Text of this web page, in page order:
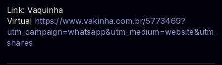
Link: Vaquinha
Virtual https://www.vakinha.com.br/5773469?
shares